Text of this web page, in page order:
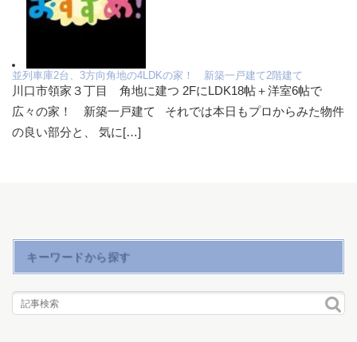
並列車庫2台、3方向角地の4LDKの家！ 新築一戸建て2階建て
川口市領家３丁目 角地に建つ 2FにLDK18帖＋洋室6帖で
広々の家！ 新築一戸建て それでは本日もプロからみた物件
の良い部分と、 気に[…]
キーワードから探す